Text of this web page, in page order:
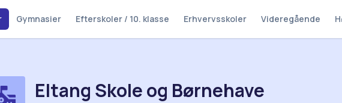
Gymnasier Efterskoler / 10. klasse Erhvervsskoler Videregående
Eltang Skole og Børnehave